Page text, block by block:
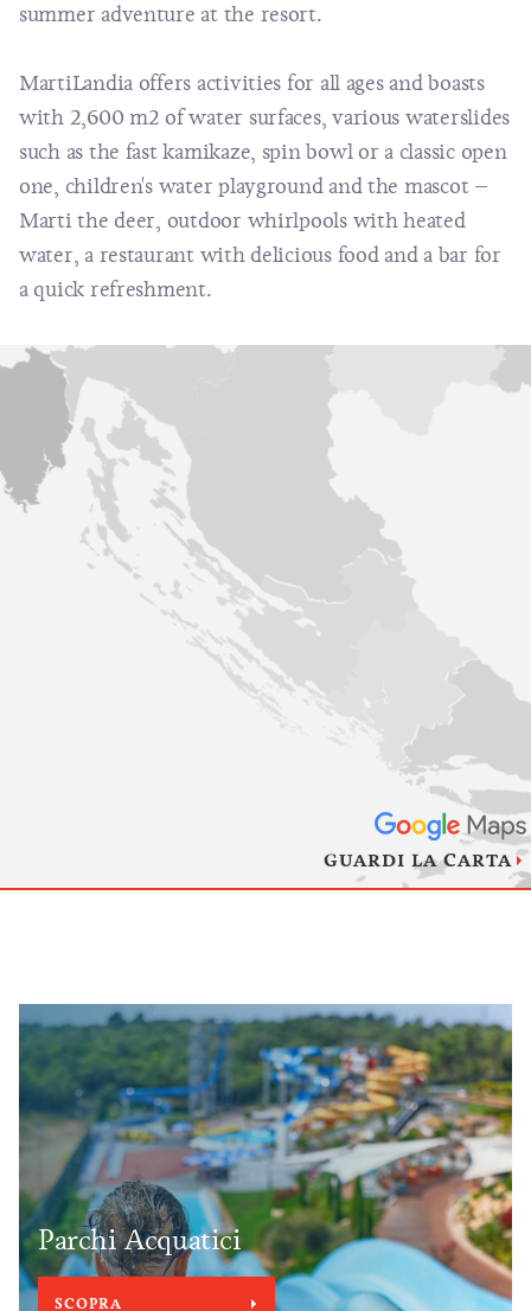
summer adventure at the resort.
MartiLandia offers activities for all ages and boasts
with 2,600 m2 of water surfaces, various waterslides
such as the fast kamikaze, spin bowl or a classic open
one, children's water playground and the mascot –
Marti the deer, outdoor whirlpools with heated
water, a restaurant with delicious food and a bar for
a quick refreshment.
GUARDI LA CARTA
Parchi Acquatici
SCOPRA